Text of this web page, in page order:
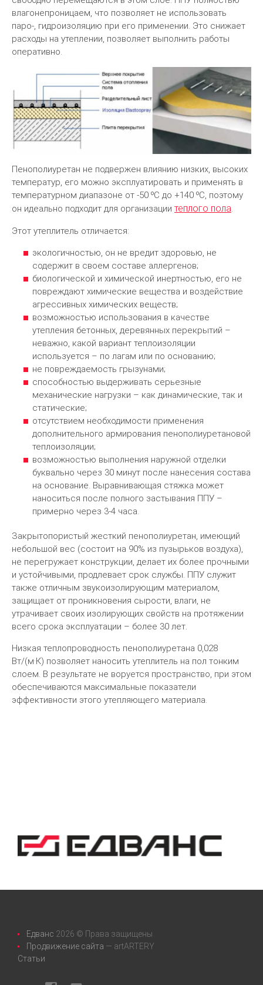
влагонепроницаем, что позволяет не использовать
паро-, гидроизоляцию при его применении. Это снижает
расходы на утеплении, позволяет выполнить работы
оперативно.
Пенополиуретан не подвержен влиянию низких, высоких
температур, его можно эксплуатировать и применять в
температурном диапазоне от -50 ᵒС до +140 ᵒС, поэтому
он идеально подходит для организации теплого пола.
Этот утеплитель отличается:
экологичностью, он не вредит здоровью, не
содержит в своем составе аллергенов;
биологической и химической инертностью, его не
повреждают химические вещества и воздействие
агрессивных химических веществ;
возможностью использования в качестве
утепления бетонных, деревянных перекрытий –
неважно, какой вариант теплоизоляции
используется – по лагам или по основанию;
не повреждаемость грызунами;
способностью выдерживать серьезные
механические нагрузки – как динамические, так и
статические;
отсутствием необходимости применения
дополнительного армирования пенополиуретановой
теплоизоляции;
возможностью выполнения наружной отделки
буквально через 30 минут после нанесения состава
на основание. Выравнивающая стяжка может
наноситься после полного застывания ППУ –
примерно через 3-4 часа.
Закрытопористый жесткий пенополиуретан, имеющий
небольшой вес (состоит на 90% из пузырьков воздуха),
не перегружает конструкции, делает их более прочными
и устойчивыми, продлевает срок службы. ППУ служит
также отличным звукоизолирующим материалом,
защищает от проникновения сырости, влаги, не
утрачивает своих изолирующих свойств на протяжении
всего срока эксплуатации – более 30 лет.
Низкая теплопроводность пенополиуретана 0,028
Вт/(м·К) позволяет наносить утеплитель на пол тонким
слоем. В результате не воруется пространство, при этом
обеспечиваются максимальные показатели
эффективности этого утепляющего материала.
Едванс 2026 © Права защищены
Продвижение сайта — artARTERY
Статьи